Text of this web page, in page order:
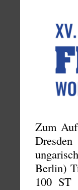
Zum
Berlin)
100 ST